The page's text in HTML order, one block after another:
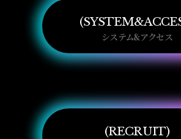
システム&アクセス
RECRUIT